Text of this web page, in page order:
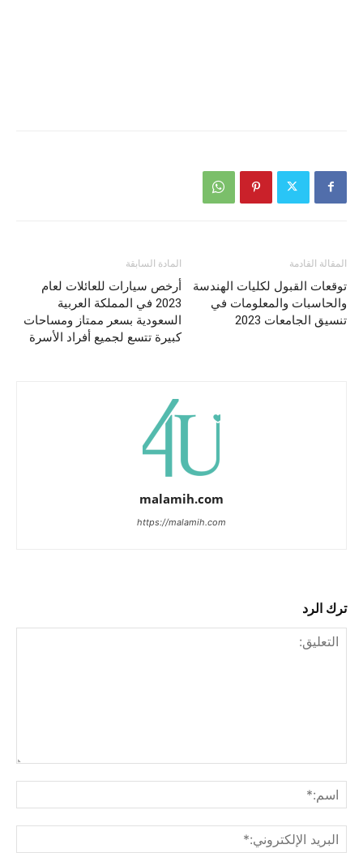
المادة السابقة
أرخص سيارات للعائلات لعام
2023 في المملكة العربية
السعودية بسعر ممتاز ومساحات
كبيرة تتسع لجميع أفراد الأسرة
المقالة القادمة
توقعات القبول لكليات الهندسة
والحاسبات والمعلومات في
تنسيق الجامعات 2023
malamih.com
https://malamih.com
ترك الرد